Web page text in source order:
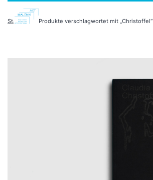
Inhalt
Startseite / Produkte verschlagwortet mit „Christoffel“